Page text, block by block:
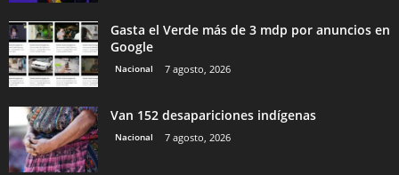
Gasta el Verde más de 3 mdp por anuncios en
Google
Nacional 7 agosto, 2026
Van 152 desapariciones indígenas
Nacional 7 agosto, 2026